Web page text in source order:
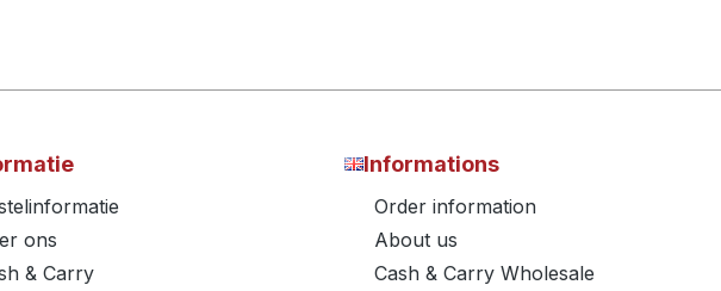
ons
& Carry
Informations
Order information
About us
Cash & Carry Wholesale